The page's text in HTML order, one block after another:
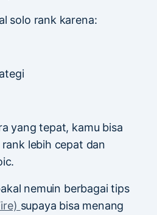
solo rank karena:
yang tepat, kamu bisa
lebih cepat dan
nemuin berbagai tips
supaya bisa menang